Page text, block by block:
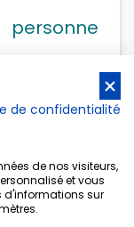
résister aux
substances
à ressorts
en latex, et les
en plumes ou
de confidentialité
de nos visiteurs,
et vous
d'informations sur